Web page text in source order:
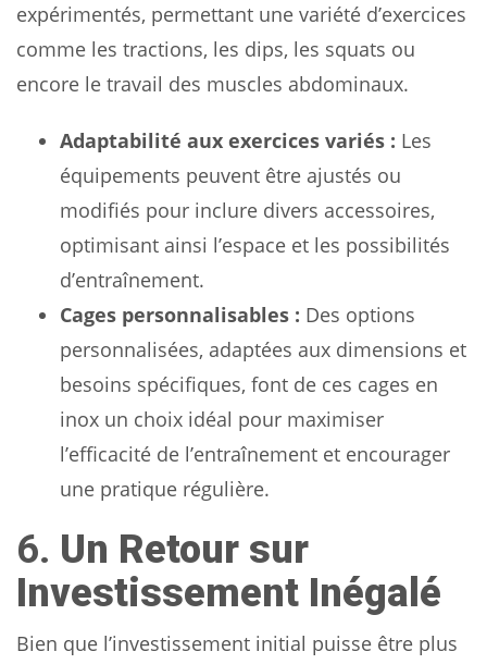
expérimentés, permettant une variété d’exercices
comme les tractions, les dips, les squats ou
encore le travail des muscles abdominaux.
Adaptabilité aux exercices variés : Les
équipements peuvent être ajustés ou
modifiés pour inclure divers accessoires,
optimisant ainsi l’espace et les possibilités
d’entraînement.
Cages personnalisables : Des options
personnalisées, adaptées aux dimensions et
besoins spécifiques, font de ces cages en
inox un choix idéal pour maximiser
l’efficacité de l’entraînement et encourager
une pratique régulière.
6. Un Retour sur
Investissement Inégalé
Bien que l’investissement initial puisse être plus